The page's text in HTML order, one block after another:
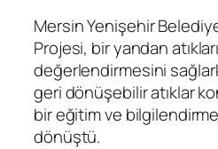
Mersin Yenişehir
Projesi, bir yandan
değerlendirmesini
geri dönüşebilir atıklar
bir eğitim ve
dönüştü.